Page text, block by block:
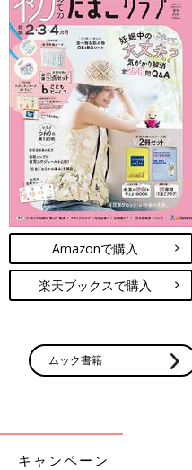
Amazonで購入
楽天ブックスで購入
ムック書籍
キャンペーン